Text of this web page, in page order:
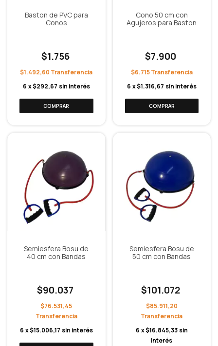
Baston de PVC para
Conos
$1.756
$1.492,60
6 x$292,67 sin interés
Cono 50 cm con
Agujeros para Baston
$7.900
$6.715
6 x$1.316,67 sin interés
Semiesfera Bosu de
40 cm con Bandas
$90.037
$76.531,45
6 x$15.006,17 sin interés
Semiesfera Bosu de
50 cm con Bandas
$101.072
$85.911,20
6 x$16.845,33 sin
interés